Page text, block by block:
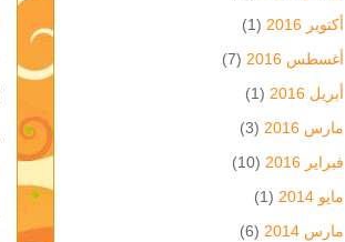
أكتوبر 2016
(1)
أغسطس 2016
(7)
أبريل 2016
(1)
مارس 2016
(3)
فبراير 2016
(10)
مايو 2014
(1)
مارس 2014
(6)